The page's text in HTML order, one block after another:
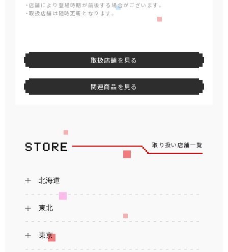
・店舗により登場時期が前後する場合がございます。
・取扱店舗は随時更新となります。
取扱店舗を見る
関連商品を見る
取り扱い店舗一覧
北海道
東北
東京